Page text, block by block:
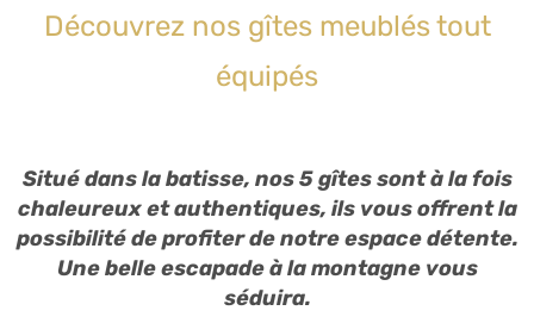
Découvrez nos gîtes meublés tout
équipés
Situé dans la batisse, nos 5 gîtes sont à la fois
chaleureux et authentiques, ils vous offrent la
possibilité de profiter de notre espace détente.
Une belle escapade à la montagne vous
séduira.